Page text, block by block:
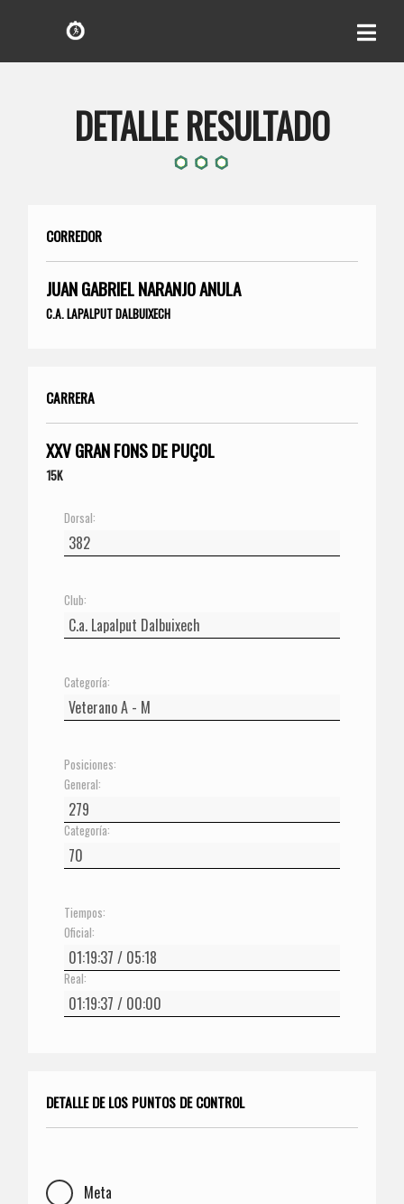
DETALLE RESULTADO
CORREDOR
JUAN GABRIEL NARANJO ANULA
C.A. LAPALPUT DALBUIXECH
CARRERA
XXV GRAN FONS DE PUÇOL
15K
Dorsal:
Club:
Categoría:
Posiciones:
General:
Categoría:
Tiempos:
Oficial:
Real:
DETALLE DE LOS PUNTOS DE CONTROL
Meta